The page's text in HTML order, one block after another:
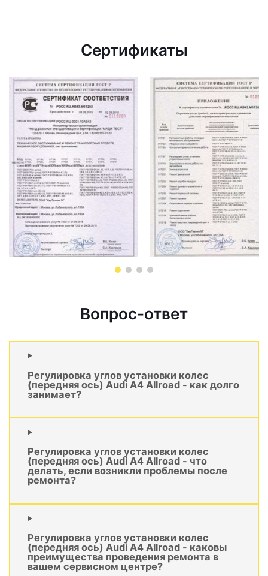
Сертификаты
Вопрос-ответ
Регулировка углов установки колес
(передняя ось) Audi A4 Allroad - как долго
занимает?
Регулировка углов установки колес
(передняя ось) Audi A4 Allroad - что
делать, если возникли проблемы после
ремонта?
Регулировка углов установки колес
(передняя ось) Audi A4 Allroad - каковы
преимущества проведения ремонта в
вашем сервисном центре?